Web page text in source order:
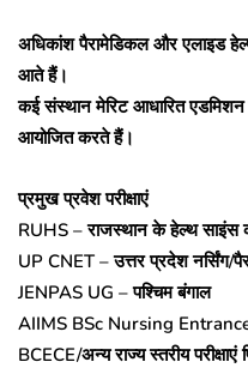
अधिकांश पैरामेडिकल और एलाइड
आते हैं।
कई संस्थान मेरिट आधारित
आयोजित करते हैं।
प्रमुख प्रवेश परीक्षाएं
RUHS – राजस्थान के हेल्थ साइंस
UP CNET – उत्तर प्रदेश नर्सिंग/
JENPAS UG – पश्चिम बंगाल
AIIMS BSc Nursing
BCECE/अन्य राज्य स्तरीय